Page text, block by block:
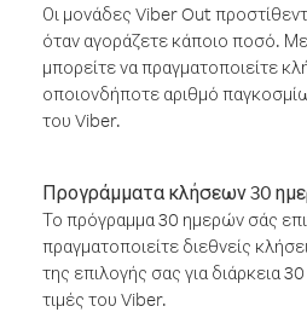
Οι μονάδες Viber Out
όταν αγοράζετε κάποιο ποσό.
μπορείτε να πραγματοποιείτε
οποιονδήποτε αριθμό
του Viber.
Προγράμματα κλήσεων 30
Το πρόγραμμα 30 ημερών σάς
πραγματοποιείτε διεθνείς
της επιλογής σας για διάρκεια
τιμές του Viber.